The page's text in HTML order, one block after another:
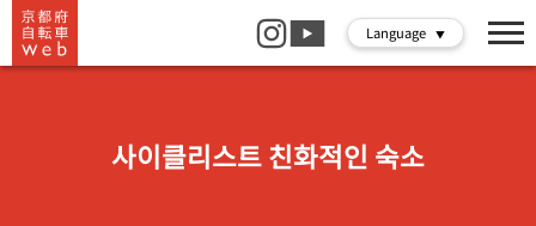
Language ▼
사이클리스트 친화적인 숙소